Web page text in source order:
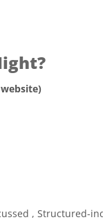
4.0 Internazionale
, Structured-